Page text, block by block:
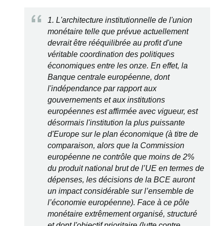
1. L'architecture institutionnelle de l'union
monétaire telle que prévue actuellement
devrait être rééquilibrée au profit d'une
véritable coordination des politiques
économiques entre les onze. En effet, la
Banque centrale européenne, dont
l'indépendance par rapport aux
gouvernements et aux institutions
européennes est affirmée avec vigueur, est
désormais l'institution la plus puissante
d'Europe sur le plan économique (à titre de
comparaison, alors que la Commission
européenne ne contrôle que moins de 2%
du produit national brut de l’UE en termes de
dépenses, les décisions de la BCE auront
un impact considérable sur l’ensemble de
l’économie européenne). Face à ce pôle
monétaire extrêmement organisé, structuré